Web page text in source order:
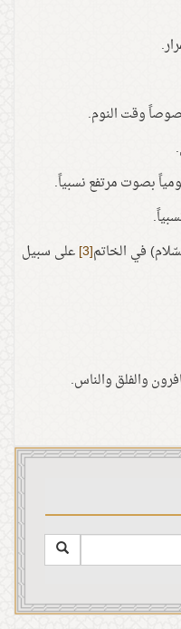
وقت النوم.
[3]
على سبيل
والفلق والناس.